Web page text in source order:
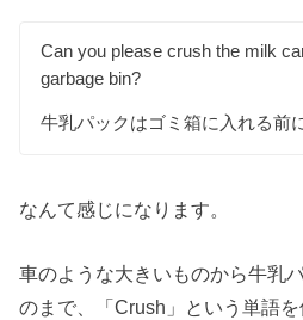
Can you please crush the milk
garbage bin?
牛乳パックはゴミ箱に入れる前
なんて感じになります。
車のような大きいものから牛乳
のまで、「Crush」という単語